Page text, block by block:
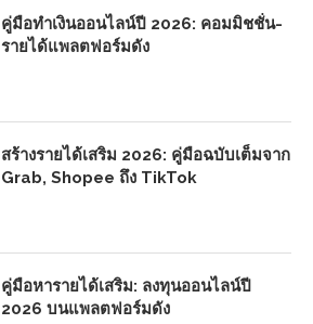
คู่มือทำเงินออนไลน์ปี 2026: คอมมิชชั่น-
รายได้แพลตฟอร์มดัง
สร้างรายได้เสริม 2026: คู่มือฉบับเต็มจาก
Grab, Shopee ถึง TikTok
คู่มือหารายได้เสริม: ลงทุนออนไลน์ปี
2026 บนแพลตฟอร์มดัง